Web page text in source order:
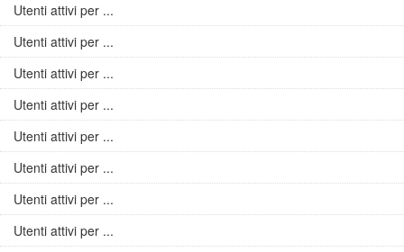
Utenti attivi per ...
Utenti attivi per ...
Utenti attivi per ...
Utenti attivi per ...
Utenti attivi per ...
Utenti attivi per ...
Utenti attivi per ...
Utenti attivi per ...